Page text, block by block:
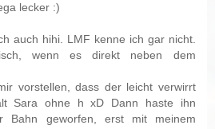
lecker :)
auch hihi. LMF kenne ich gar nicht.
wenn es direkt neben dem
vorstellen, dass der leicht verwirrt
Sara ohne h xD Dann haste ihn
Bahn geworfen, erst mit meinem